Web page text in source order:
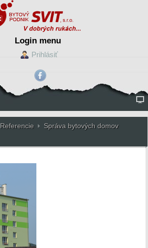
Login menu
Prihlásiť
Referencie
Správa bytových domov